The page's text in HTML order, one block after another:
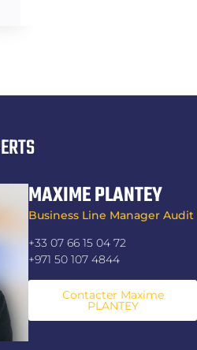
MAXIME PLANTEY
Business Line Manager Audit
+33 07 66 15 04 72
+971 50 107 4844
Contacter Maxime
PLANTEY